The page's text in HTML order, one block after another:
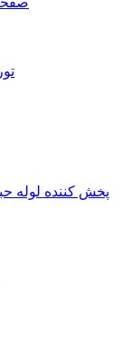
پخش کننده لوله